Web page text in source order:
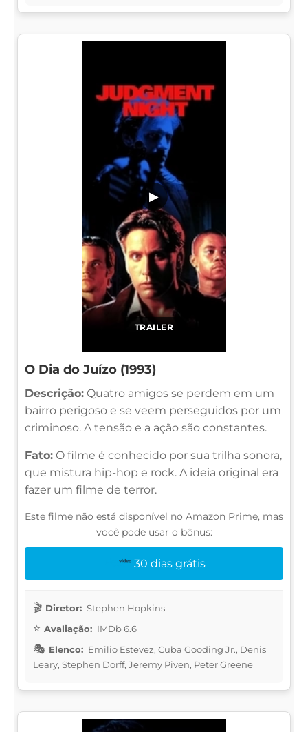
TRAILER
▶
O Dia do Juízo (1993)
Descrição: Quatro amigos se perdem em um
bairro perigoso e se veem perseguidos por um
criminoso. A tensão e a ação são constantes.
Fato: O filme é conhecido por sua trilha sonora,
que mistura hip-hop e rock. A ideia original era
fazer um filme de terror.
Este filme não está disponível no Amazon Prime, mas
você pode usar o bônus:
30 dias grátis
Diretor: Stephen Hopkins
Avaliação: IMDb 6.6
Elenco: Emilio Estevez, Cuba Gooding Jr., Denis
Leary, Stephen Dorff, Jeremy Piven, Peter Greene